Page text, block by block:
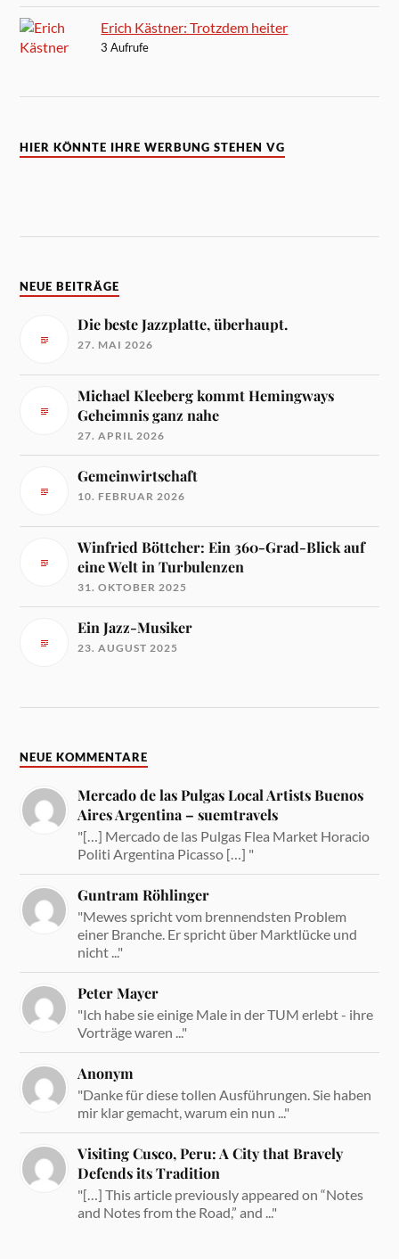
Erich Kästner: Trotzdem heiter
3 Aufrufe
HIER KÖNNTE IHRE WERBUNG STEHEN VG
NEUE BEITRÄGE
Die beste Jazzplatte, überhaupt.
27. MAI 2026
Michael Kleeberg kommt Hemingways
Geheimnis ganz nahe
27. APRIL 2026
Gemeinwirtschaft
10. FEBRUAR 2026
Winfried Böttcher: Ein 360-Grad-Blick auf
eine Welt in Turbulenzen
31. OKTOBER 2025
Ein Jazz-Musiker
23. AUGUST 2025
NEUE KOMMENTARE
Mercado de las Pulgas Local Artists Buenos
Aires Argentina – suemtravels
"[…] Mercado de las Pulgas Flea Market Horacio
Politi Argentina Picasso […] "
Guntram Röhlinger
"Mewes spricht vom brennendsten Problem
einer Branche. Er spricht über Marktlücke und
nicht ..."
Peter Mayer
"Ich habe sie einige Male in der TUM erlebt - ihre
Vorträge waren ..."
Anonym
"Danke für diese tollen Ausführungen. Sie haben
mir klar gemacht, warum ein nun ..."
Visiting Cusco, Peru: A City that Bravely
Defends its Tradition
"[…] This article previously appeared on “Notes
and Notes from the Road,” and ..."